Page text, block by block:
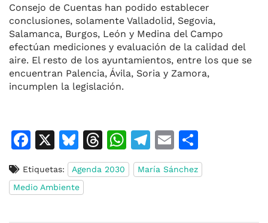
Consejo de Cuentas han podido establecer
conclusiones, solamente Valladolid, Segovia,
Salamanca, Burgos, León y Medina del Campo
efectúan mediciones y evaluación de la calidad del
aire. El resto de los ayuntamientos, entre los que se
encuentran Palencia, Ávila, Soria y Zamora,
incumplen la legislación.
F
c
e
X
Bl
u
e
s
T
h
re
W
h
at
T
el
e
E
m
ai
o
m
Etiquetas: Agenda 2030
María Sánchez
Medio Ambiente